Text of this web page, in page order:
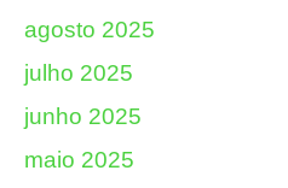
agosto 2025
julho 2025
junho 2025
maio 2025